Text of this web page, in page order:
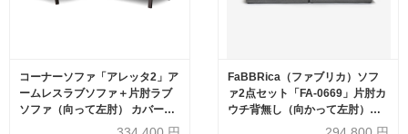
コーナーソファ「アレッタ2」ア
ームレスラブソファ＋片肘ラブ
ソファ（向って左肘） カバーリ
ング仕様 布#eu-2/J241LGL ライ
FaBBRica（ファブリカ）ソフ
ァ2点セット「FA-0669」片肘カ
ウチ背無し（向かって左肘）＋
片肘カウチ背無し（向かって右